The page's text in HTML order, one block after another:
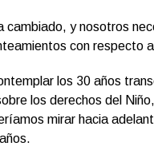
cambiado, y nosotros
con respecto
los 30 años
los derechos del
mirar hacia